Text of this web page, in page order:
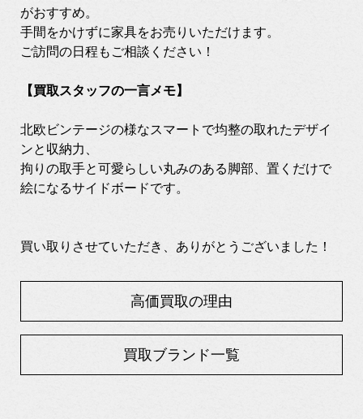
がおすすめ。
手間をかけずに家具をお売りいただけます。
ご訪問の日程もご相談ください！
【買取スタッフの一言メモ】
北欧ビンテージの様なスマートで均整の取れたデザイ
ンと収納力、
拘りの取手と可愛らしい丸みのある脚部、置くだけで
絵になるサイドボードです。
買い取りさせていただき、ありがとうございました！
高価買取の理由
買取ブランド一覧